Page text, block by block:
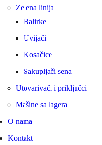
Zelena linija
Balirke
Uvijači
Kosačice
Sakupljači sena
Utovarivači i priključci
Mašine sa lagera
O nama
Kontakt